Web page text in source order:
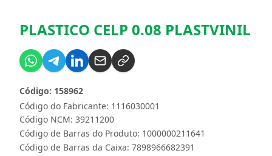
PLASTICO CELP 0.08 PLASTVINIL
Código do Fabricante: 1116030001
Código: 158962
Código NCM: 39211200
Código de Barras do Produto: 1000000211641
Código de Barras da Caixa: 7898966682391